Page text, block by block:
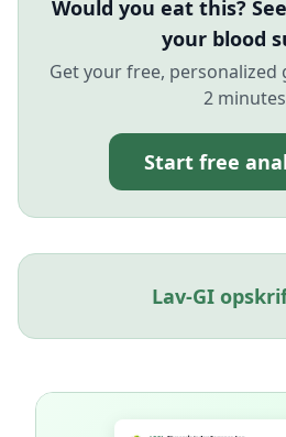
Would you eat this?
your blood
Get your free, personalized
2
Start free
Lav-GI